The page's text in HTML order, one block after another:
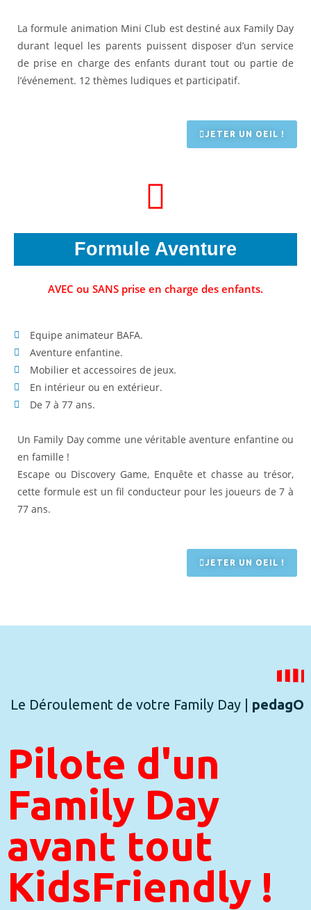
La formule animation Mini Club est destiné aux Family Day
durant lequel les parents puissent disposer d’un service
de prise en charge des enfants durant tout ou partie de
l’événement. 12 thèmes ludiques et participatif.
JETER UN OEIL !
Formule Aventure
AVEC ou SANS prise en charge des enfants.
Equipe animateur BAFA.
Aventure enfantine.
Mobilier et accessoires de jeux.
En intérieur ou en extérieur.
De 7 à 77 ans.
Un Family Day comme une véritable aventure enfantine ou
en famille !
Escape ou Discovery Game, Enquête et chasse au trésor,
cette formule est un fil conducteur pour les joueurs de 7 à
77 ans.
JETER UN OEIL !
Le Déroulement de votre Family Day | pedagO
Pilote d'un
Family Day
avant tout
KidsFriendly !